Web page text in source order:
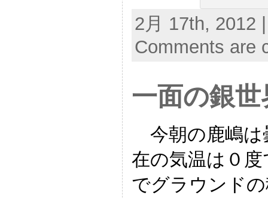
2月 17th, 2012
Comments are
一面の銀世
今朝の鹿嶋は
在の気温は０
でグラウンド